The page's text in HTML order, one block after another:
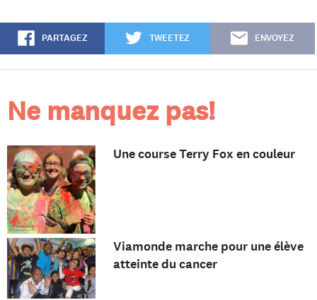
PARTAGEZ TWEETEZ ENVOYEZ
Ne manquez pas!
Une course Terry Fox en couleur
Viamonde marche pour une élève
atteinte du cancer